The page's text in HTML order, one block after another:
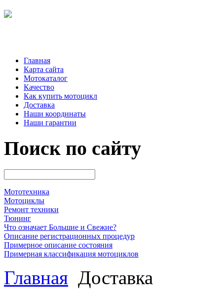
Главная
Карта сайта
Мотокаталог
Качество
Как купить мотоцикл
Доставка
Наши координаты
Наши гарантии
Поиск по сайту
Мототехника
Мотоциклы
Ремонт техники
Тюнинг
Что означает Большие и Свежие?
Описание регистрационных процедур
Примерное описание состояния
Примерная классификация мотоциклов
Главная Доставка